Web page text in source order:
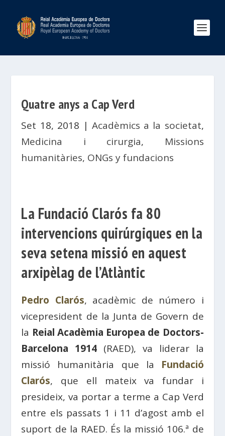
Quatre anys a Cap Verd
Set 18, 2018 |Acadèmics a la societat,
Medicina i cirurgia, Missions
humanitàries, ONGs y fundacions
La Fundació Clarós fa 80
intervencions quirúrgiques en la
seva setena missió en aquest
arxipèlag de l’Atlàntic
Pedro Clarós, acadèmic de número i
vicepresident de la Junta de Govern de
la Reial Acadèmia Europea de Doctors-
Barcelona 1914 (RAED), va liderar la
missió humanitària que la Fundació
Clarós, que ell mateix va fundar i
presideix, va portar a terme a Cap Verd
entre els passats 1 i 11 d’agost amb el
suport de la RAED. És la missió 106.ª de